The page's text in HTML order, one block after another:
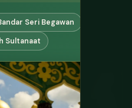
Seri Begawan
Sultanaat